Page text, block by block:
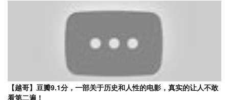
【越哥】豆瓣9.1分，一部关于历史和人性的电影，真实的让人不敢
看第二遍！